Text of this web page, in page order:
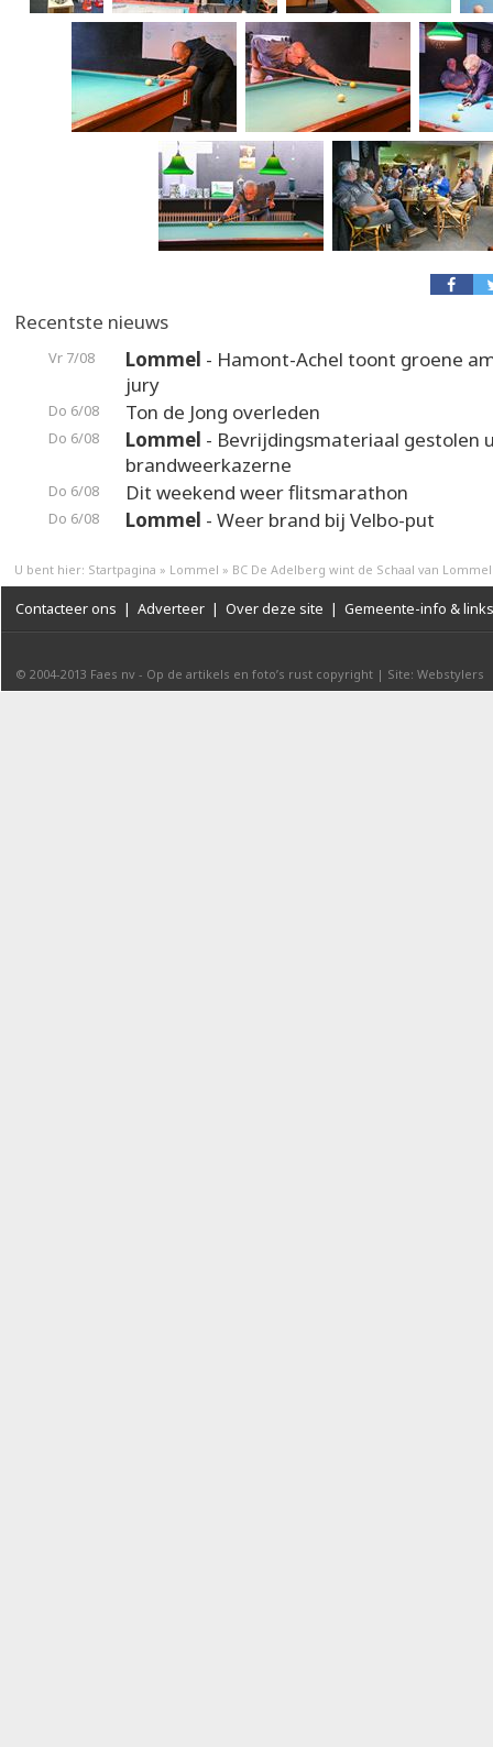
Recentste nieuws
Vr 7/08 Lommel - Hamont-Achel toont groene
jury
Do 6/08 Ton de Jong overleden
Do 6/08 Lommel - Bevrijdingsmateriaal gestolen
brandweerkazerne
Do 6/08 Dit weekend weer flitsmarathon
Do 6/08 Lommel - Weer brand bij Velbo-put
U bent hier: Startpagina » Lommel » BC De Adelberg wint de Schaal van Lommel
Contacteer ons | Adverteer | Over deze site | Gemeente-info & links
© 2004-2013 Faes nv - Op de artikels en foto’s rust copyright | Site: Webstylers